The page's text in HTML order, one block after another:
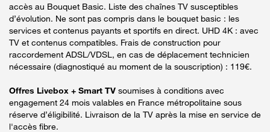
accès au Bouquet Basic. Liste des chaînes TV susceptibles
d’évolution. Ne sont pas compris dans le bouquet basic : les
services et contenus payants et sportifs en direct. UHD 4K : avec
TV et contenus compatibles. Frais de construction pour
raccordement ADSL/VDSL, en cas de déplacement technicien
nécessaire (diagnostiqué au moment de la souscription) : 119€.
Offres Livebox + Smart TV soumises à conditions avec
engagement 24 mois valables en France métropolitaine sous
réserve d’éligibilité. Livraison de la TV après la mise en service de
l'accès fibre.